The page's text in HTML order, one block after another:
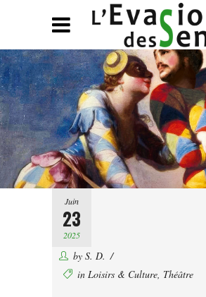
Juin
23
2025
by S. D.
in Loisirs & Culture Théâtre